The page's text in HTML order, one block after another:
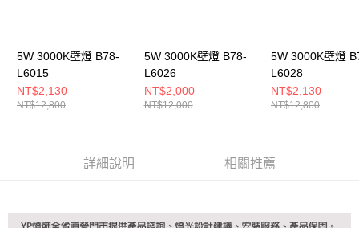
３．未成年的使用者請事先徵得法定代理人或監護人之同意方可使用
「AFTEE先享後付」，若未經同意申辦者引起之損失，本公司不負相關責
任。
４．使用「AFTEE先享後付」時，將依據個別帳號之用戶狀況，依本公司即
時審查核予不同之上限額度；若仍有額度不足之情形，本公司將視審查結果
5W 3000K壁燈 B78-
L6015
NT$2,130
NT$12,800
5W 3000K壁燈 B78-
L6026
NT$2,000
NT$12,000
5W 3000K壁燈
L6028
NT$2,130
NT$12,800
詳細說明 相關推薦